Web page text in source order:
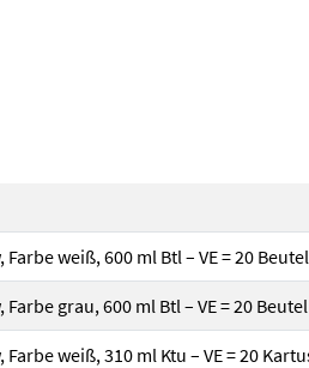
Farbe weiß, 600 ml Btl – VE = 20 Beutel
Farbe grau, 600 ml Btl – VE = 20 Beutel
Farbe weiß, 310 ml Ktu – VE = 20